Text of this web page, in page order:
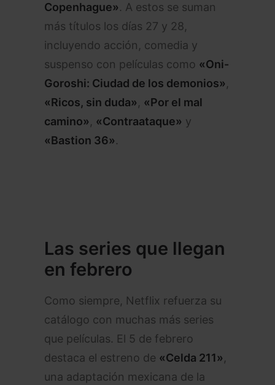
Copenhague». A estos se suman
más títulos los días 27 y 28,
incluyendo acción, comedia y
suspenso con películas como «Oni-
Goroshi: Ciudad de los demonios»,
«Ricos, sin duda», «Por el mal
camino», «Contraataque» y
«Bastion 36».
Las series que llegan
en febrero
Como siempre, Netflix refuerza su
catálogo con muchas más series
que películas. El 5 de febrero
destaca el estreno de «Celda 211»,
una adaptación mexicana de la